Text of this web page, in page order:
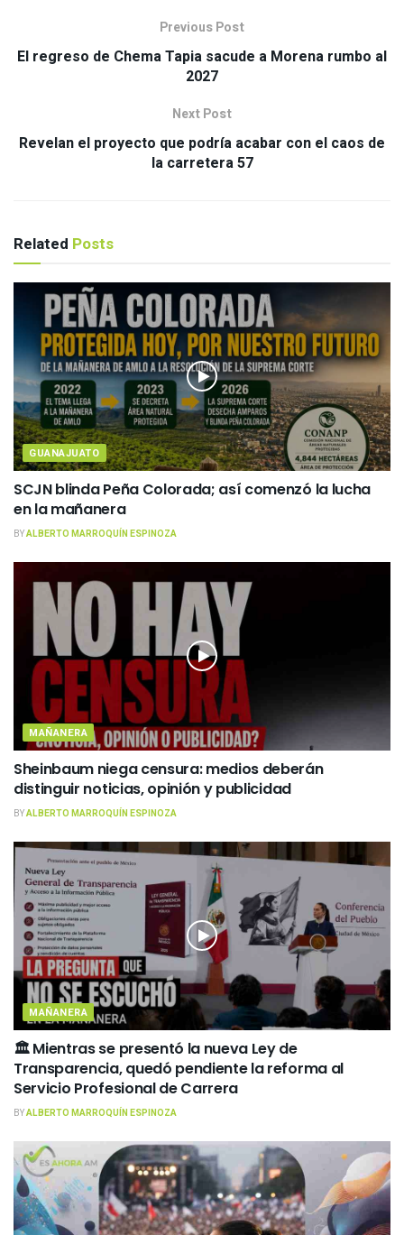
Previous Post
El regreso de Chema Tapia sacude a Morena rumbo al
2027
Next Post
Revelan el proyecto que podría acabar con el caos de
la carretera 57
Related Posts
GUANAJUATO
SCJN blinda Peña Colorada; así comenzó la lucha
en la mañanera
BYALBERTO MARROQUÍN ESPINOZA
MAÑANERA
Sheinbaum niega censura: medios deberán
distinguir noticias, opinión y publicidad
BYALBERTO MARROQUÍN ESPINOZA
MAÑANERA
🏛️ Mientras se presentó la nueva Ley de
Transparencia, quedó pendiente la reforma al
Servicio Profesional de Carrera
BYALBERTO MARROQUÍN ESPINOZA